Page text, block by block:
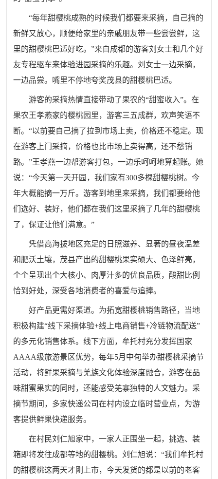
“每年甜樱桃成熟的时候我们都要来采摘，自己摘的
新鲜又放心，顺便给家里的亲戚朋友带一些尝尝鲜，这
里的甜樱桃巴适好吃。”来自成都的游客刘女士和几个好
友专程驱车来体验进园采摘的乐趣。刘女士一边采摘，
一边品尝。嘴里不停地夸奖茂县的甜樱桃巴适。
游客的采摘热情直接带动了果农的“甜蜜收入”。在
果农王孝燕家的樱桃园里，游客三五成群，欢声笑语不
断。“以前要自己摘了拉到市场上卖，价格还不稳定。现
在游客上门采摘，价格也比市场上卖得高，还不愁销
路。”王孝燕一边帮游客打包，一边乐呵呵地算起账。她
说：“今天第一天开园，我们家有300多棵甜樱桃树。今
年大概能摘一万斤。游客到地里来采摘，我们都要给他
们选好、装好，他们都在我们这里采摘了几年的甜樱桃
了，保证让他们满意。”
凭借高海拔地区充足的日照滋养、显著的昼夜温差
和肥沃土壤，茂县产出的甜樱桃果实硕大、色泽鲜亮，
个个呈现出个大核小、肉厚汁多的优良品质，酸甜比例
恰到好处，深受各地消费者的喜爱与追捧。
好产品更需好渠道。为拓宽甜樱桃销售路径，当地
积极构建“线下采摘体验+线上电商销售+冷链物流配送”
的多元化销售体系。线下方面，牟托村充分发挥国家
AAAA级旅游景区优势，每年5月中旬举办甜樱桃采摘节
活动，将鲜果采摘与羌族文化体验深度融合，游客在品
味甜蜜果实的同时，还能感受羌寨独特的人文魅力。采
摘节期间，多家快递公司在村内设立临时营业点，为游
客提供鲜果快递服务。
在村民刘仁旭家中，一家人正围坐一起，挑选、装
箱即将发往成都等地的甜樱桃。刘仁旭说：“我们牟托村
的甜樱桃这两天才刚上市，今天发货的都是以前的老客